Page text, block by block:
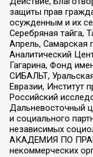
защиты прав
осужденным и их
Серебряная тайга,
Апрель, Самарская
Аналитический
Гагарина, Фонд
СИБАЛЬТ,
Евразии, Институт
Российский
Дальневосточный
и социального
независимых
АКАДЕМИЯ ПО
некоммерческих